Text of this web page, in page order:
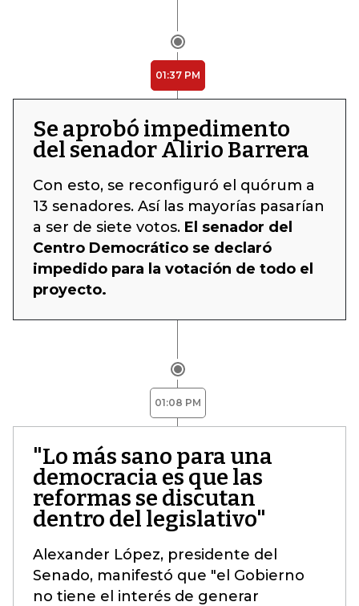
01:37 PM
Se aprobó impedimento
del senador Alirio Barrera
Con esto, se reconfiguró el quórum a
13 senadores. Así las mayorías pasarían
a ser de siete votos. El senador del
Centro Democrático se declaró
impedido para la votación de todo el
proyecto.
01:08 PM
"Lo más sano para una
democracia es que las
reformas se discutan
dentro del legislativo"
Alexander López, presidente del
Senado, manifestó que "el Gobierno
no tiene el interés de generar